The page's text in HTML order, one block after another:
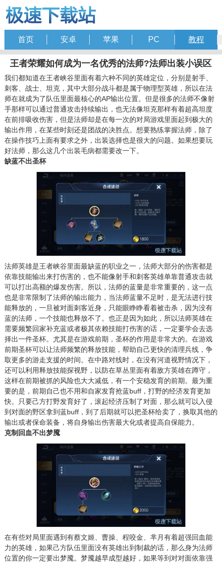
首页 安卓 苹果 PC 教程
王者荣耀如何成为一名优秀的法师?法师出装小误区
我们都知道在王者峡谷里面有着六种不同的英雄定位，分别是射手、
刺客、战士、坦克，其中大部分战斗都是属于物理型英雄，所以在法
师在就成为了队伍里面最核心的AP输出位置。但是很多的法师不像射
手那样可以通过普通攻击持续输出，也无法像坦克那样有着超高坦度
在前排吸收伤害，但是法师却是在每一次的对局游戏里面起到极大的
输出作用，在某些时刻还是团战的决胜点。想要熟练掌握法师，除了
在操作技巧上面有要求之外，出装选择也是很大的问题。如果想要玩
好法师，那么这几个出装毛病都需要改一下。
缺蓝不出圣杯
法师英雄是王者峡谷里面最缺蓝的职业之一，法师大部分的伤害都是
依靠技能输出来打伤害的，也不能像射手和刺客英雄单靠普通攻击就
可以打出高额的爆发伤害。所以，法师的蓝量是非常重要的，这一点
也是非常限制了法师的输出能力，当法师蓝量不足时，是无法进行技
能释放的，一旦被对面刺客近身，只能眼睁睁看着被击杀，因为没有
蓝的法师，一个技能也释放不了。也正是因为如此，所以法师英雄在
需要频繁回家补充蓝或者极其依赖技能打伤害的话，一定要学会去选
择出一件圣杯。尤其是在游戏前期，圣杯的作用是非常大的。在游戏
前期圣杯可以让法师频繁的释放技能，帮助自己更快的清理兵线，争
取更多的游走支援的时间。在中路对线时，在没有河道视野情况下，
还可以利用释放技能探视野，以防在草丛里面有着敌方英雄在蹲守，
这样在前期被抓的风险也大大减低，有一个安稳发育的前期。最为重
要的是，前期自己也不用和自家发育抢蓝buff，打野的经济发育更加
快。只要己方打野发育好了，滚起经济压制了对面，那么就可以入侵
到对面的野区拿到蓝buff，到了后期就可以把圣杯给卖了，换取其他的
输出或者保命装备，将自身输出伤害最大化或者提高自保能力。
克制回血不出梦魇
在有些对局里面遇到有蔡文姬、曹操、程咬金、芈月有着超强回血能
力的英雄，如果己方队伍里面没有英雄出到制裁的话，那么身为法师
位置的你一定要出梦魇。梦魇越早成型越好，如果等到对对面依靠强